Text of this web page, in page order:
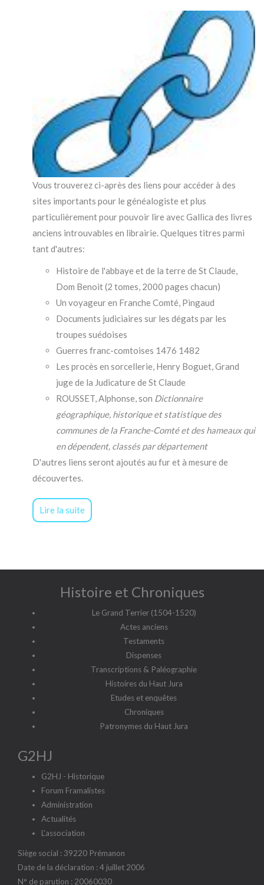
Vous trouverez ci-après des liens pour accéder à des
sites importants pour le généalogiste et plus
particulièrement pour pouvoir lire avec Gallica des livres
anciens introuvables en librairie. Quelques titres parmi
tant d'autres:
Histoire de l'abbaye et de la terre de St Claude,
Dom Benoit (2 tomes, 2000 pages chacun)
Un voyageur en Franche Comté, Pingaud
Documents judiciaires sur les dégats par les
troupes suédoises
Guerres franc-comtoises 1476 1482
Les procès en sorcellerie, Henry Boguet, Grand
juge de la Judicature de St Claude
ROUSSET, Alphonse, son Dictionnaire
géographique, historique et statistique des
communes de la Franche-Comté et des hameaux qui
en dépendent, classés par département
D'autres liens seront ajoutés au fur et à mesure de
découvertes.
Lire la suite
Histoire et Chroniques
Le Grand Terrier (1504-1520)
Actes anciens
Testaments
Dispenses
Transcriptions & Paléographie
Histoires du Haut Jura
Etudes et enquêtes
Chroniques
Patronymes du Haut Jura
G2HJ
G2HJ - Historique
Forum Framalistes
Administration
Actualités
L'association
Siège social : 39220 Prémanon
Date de la déclaration : 4 juillet 2006
N° de parution : 20060030